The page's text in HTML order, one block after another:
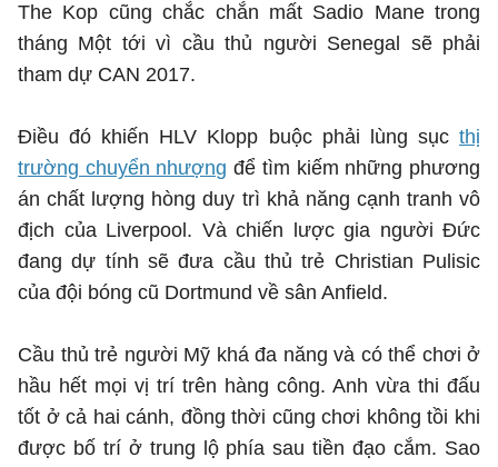
The Kop cũng chắc chắn mất Sadio Mane trong
tháng Một tới vì cầu thủ người Senegal sẽ phải
tham dự CAN 2017.
Điều đó khiến HLV Klopp buộc phải lùng sục thị
trường chuyển nhượng để tìm kiếm những phương
án chất lượng hòng duy trì khả năng cạnh tranh vô
địch của Liverpool. Và chiến lược gia người Đức
đang dự tính sẽ đưa cầu thủ trẻ Christian Pulisic
của đội bóng cũ Dortmund về sân Anfield.
Cầu thủ trẻ người Mỹ khá đa năng và có thể chơi ở
hầu hết mọi vị trí trên hàng công. Anh vừa thi đấu
tốt ở cả hai cánh, đồng thời cũng chơi không tồi khi
được bố trí ở trung lộ phía sau tiền đạo cắm. Sao